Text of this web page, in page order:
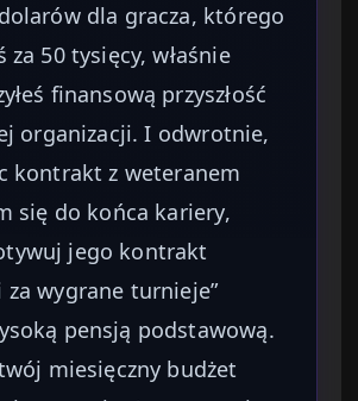
dla gracza, którego
za 50 tysięcy, właśnie
finansową przyszłość
organizacji. I odwrotnie,
kontrakt z weteranem
się do końca kariery,
jego kontrakt
za wygrane turnieje”
pensją podstawową.
miesięczny budżet